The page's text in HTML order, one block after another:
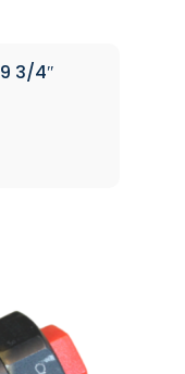
3/4″